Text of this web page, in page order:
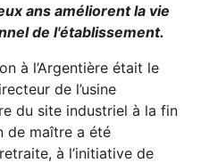
ans améliorent la vie
de l'établissement.
à l’Argentière était le
de l’usine
du site industriel à la fin
de maître a été
à l’initiative de